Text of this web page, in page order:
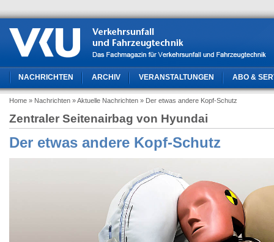
NACHRICHTEN ARCHIV VERANSTALTUNGEN ABO &
Home » Nachrichten » Aktuelle Nachrichten » Der etwas andere Kopf-Schutz
Zentraler Seitenairbag von Hyundai
Der etwas andere Kopf-Schutz